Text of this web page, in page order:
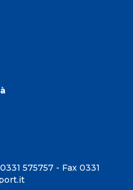
0331 575757 - Fax 0331